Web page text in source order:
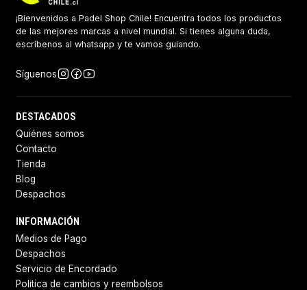
¡Bienvenidos a Padel Shop Chile! Encuentra todos los productos
de las mejores marcas a nivel mundial. Si tienes alguna duda,
escríbenos al whatsapp y te vamos guiando.
Síguenos
DESTACADOS
Quiénes somos
Contacto
Tienda
Blog
Despachos
INFORMACIÓN
Medios de Pago
Despachos
Servicio de Encordado
Politica de cambios y reembolsos